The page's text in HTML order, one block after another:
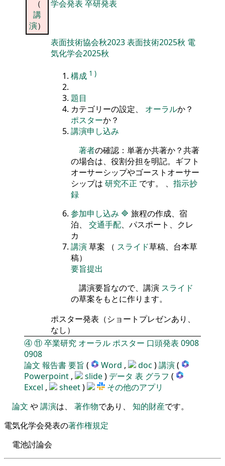
（
講
演）
学会発表 卒研発表
表面技術協会秋2023表面技術2025秋 電
気化学会2025秋
構成 1 )
題目
カテゴリーの設定、 オーラルか？
ポスターか？
講演申し込み
著者の確認：単著か共著か？共著
の場合は、役割分担を明記。ギフト
オーサーシップやゴーストオーサー
シップは 研究不正 です。 、 指示抄
録
参加申し込み 🔷 旅程の作成、宿
泊、 交通手配、パスポート、クレ
カ
講演草案 （ スライド草稿、台本草
稿）
要旨提出
講演要旨なので、講演 スライド
の草案をもとに作ります。
ポスター発表（ショートプレゼンあり、
なし）
④⑪卒業研究 オーラルポスター 口頭発表 0908
0908
論文 報告書要旨 ( Word , doc )講演(
Powerpoint , slide) データ 表 グラフ (
Excel , sheet)
その他のアプリ
論文 や講演は、 著作物であり、 知的財産です。
電気化学会発表の著作権規定
電池討論会